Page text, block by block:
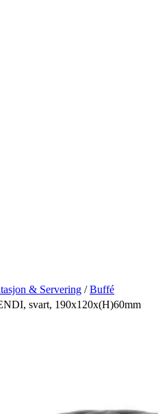
& Servering /Buffé
svart, 190x120x(H)60mm